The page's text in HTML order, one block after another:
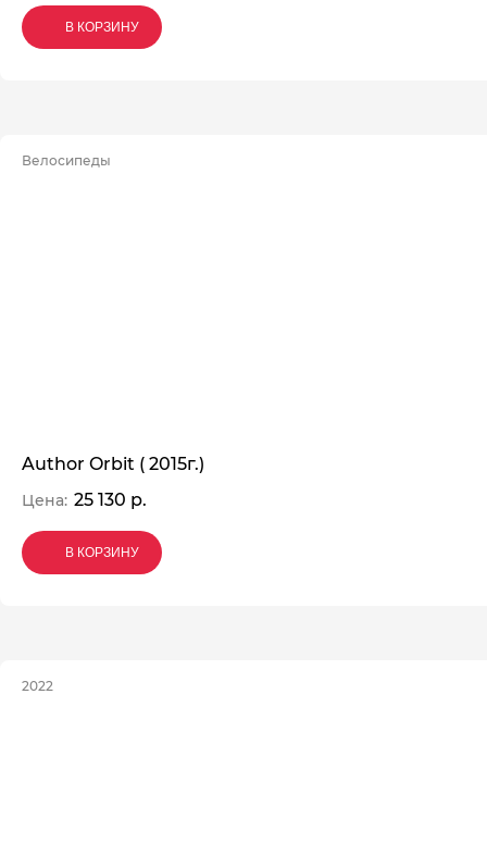
В КОРЗИНУ
В КОРЗИНУ
В КОРЗИНУ
Велосипеды
Author Orbit ( 2015г.)
Цена: 25 130 р.
В КОРЗИНУ
В КОРЗИНУ
В КОРЗИНУ
2022